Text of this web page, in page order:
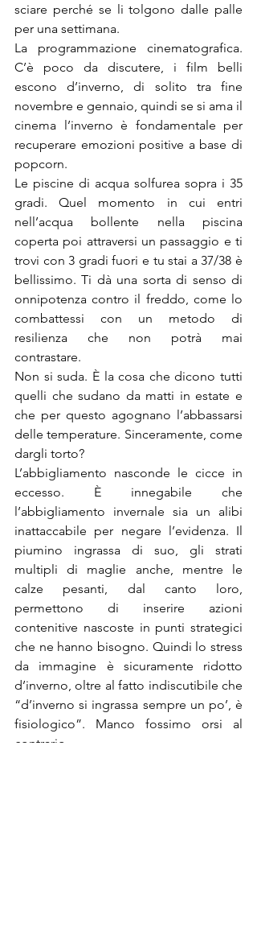
sciare perché se li tolgono dalle palle
per una settimana.
La programmazione cinematografica.
C’è poco da discutere, i film belli
escono d’inverno, di solito tra fine
novembre e gennaio, quindi se si ama il
cinema l’inverno è fondamentale per
recuperare emozioni positive a base di
popcorn.
Le piscine di acqua solfurea sopra i 35
gradi. Quel momento in cui entri
nell’acqua bollente nella piscina
coperta poi attraversi un passaggio e ti
trovi con 3 gradi fuori e tu stai a 37/38 è
bellissimo. Ti dà una sorta di senso di
onnipotenza contro il freddo, come lo
combattessi con un metodo di
resilienza che non potrà mai
contrastare.
Non si suda. È la cosa che dicono tutti
quelli che sudano da matti in estate e
che per questo agognano l’abbassarsi
delle temperature. Sinceramente, come
dargli torto?
L’abbigliamento nasconde le cicce in
eccesso. È innegabile che
l’abbigliamento invernale sia un alibi
inattaccabile per negare l’evidenza. Il
piumino ingrassa di suo, gli strati
multipli di maglie anche, mentre le
calze pesanti, dal canto loro,
permettono di inserire azioni
contenitive nascoste in punti strategici
che ne hanno bisogno. Quindi lo stress
da immagine è sicuramente ridotto
d’inverno, oltre al fatto indiscutibile che
“d’inverno si ingrassa sempre un po’, è
fisiologico”. Manco fossimo orsi al
contrario.